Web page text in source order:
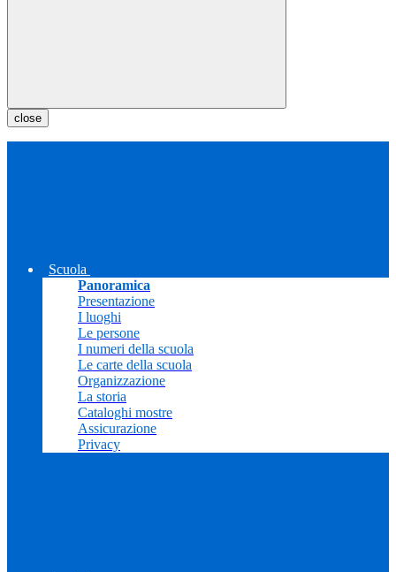
close
Scuola
Panoramica
Presentazione
I luoghi
Le persone
I numeri della scuola
Le carte della scuola
Organizzazione
La storia
Cataloghi mostre
Assicurazione
Privacy